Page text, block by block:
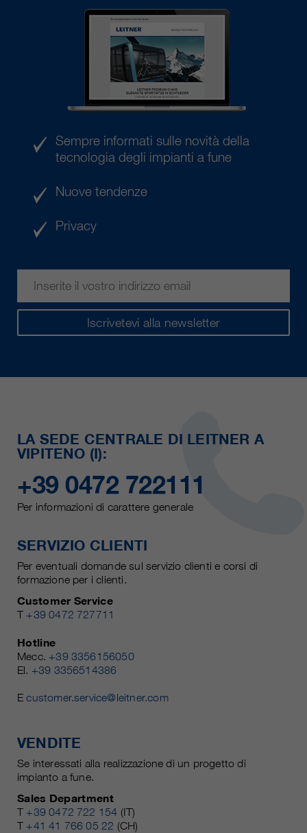
Iscrivetevi alla newsletter
Sempre informati sulle novità della
tecnologia degli impianti a fune
Nuove tendenze
Privacy
LA SEDE CENTRALE DI LEITNER A
VIPITENO (I):
+39 0472 722111
Per informazioni di carattere generale
SERVIZIO CLIENTI
Per eventuali domande sul servizio clienti e corsi di
formazione per i clienti.
Customer Service
T +39 0472 727711
Hotline
Mecc. +39 3356156050
El. +39 3356514386
Ecustomer.service@leitner.com
VENDITE
Se interessati alla realizzazione di un progetto di
impianto a fune.
Sales Department
T +39 0472 722 154 (IT)
T +41 41 766 05 22 (CH)